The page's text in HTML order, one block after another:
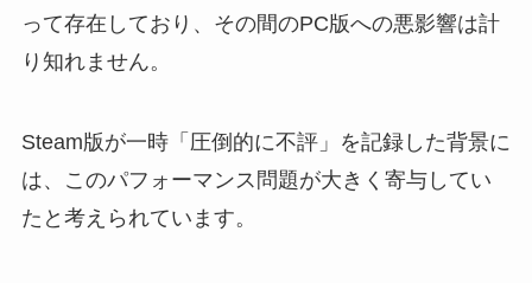
って存在しており、その間のPC版への悪影響は計
り知れません。
Steam版が一時「圧倒的に不評」を記録した背景に
は、このパフォーマンス問題が大きく寄与してい
たと考えられています。